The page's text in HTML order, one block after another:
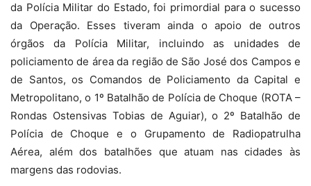
da Polícia Militar do Estado, foi primordial para o sucesso
da Operação. Esses tiveram ainda o apoio de outros
órgãos da Polícia Militar, incluindo as unidades de
policiamento de área da região de São José dos Campos e
de Santos, os Comandos de Policiamento da Capital e
Metropolitano, o 1º Batalhão de Polícia de Choque (ROTA –
Rondas Ostensivas Tobias de Aguiar), o 2º Batalhão de
Polícia de Choque e o Grupamento de Radiopatrulha
Aérea, além dos batalhões que atuam nas cidades às
margens das rodovias.